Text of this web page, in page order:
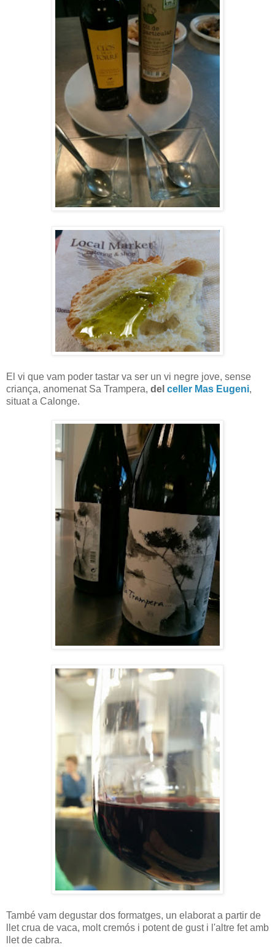
El vi que vam poder tastar va ser un vi negre jove, sense
criança, anomenat Sa Trampera, del celler Mas Eugeni,
situat a Calonge.
També vam degustar dos formatges, un elaborat a partir de
llet crua de vaca, molt cremós i potent de gust i l'altre fet amb
llet de cabra.